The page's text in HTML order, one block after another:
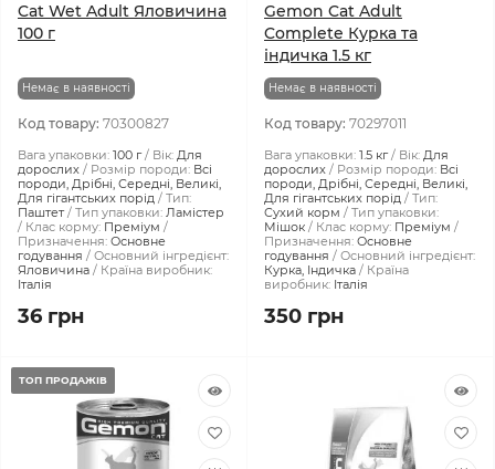
Cat Wet Adult Яловичина
100 г
Немає в наявності
Код товару: 70300827
Вага упаковки: 100 г Вік: Для
дорослих
Розмір породи: Всі
породи, Дрібні, Середні, Великі,
Для гігантських порід
Тип:
Паштет
Тип упаковки: Ламістер
Клас корму: Преміум
Призначення: Основне
годування
Основний інгредієнт:
Яловичина
Країна виробник:
Італія
36 грн
Gemon Cat Adult
Complete Курка та
індичка 1.5 кг
Немає в наявності
Код товару: 70297011
Вага упаковки: 1.5 кг Вік: Для
дорослих
Розмір породи: Всі
породи, Дрібні, Середні, Великі,
Для гігантських порід
Тип:
Сухий корм
Тип упаковки:
Мішок
Клас корму: Преміум
Призначення: Основне
годування
Основний інгредієнт:
Курка, Індичка
Країна
виробник: Італія
350 грн
ТОП ПРОДАЖІВ